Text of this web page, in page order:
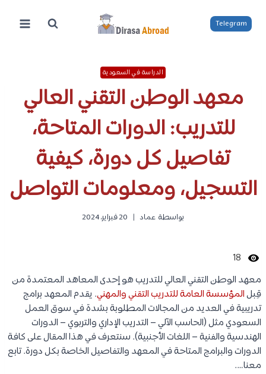
المحتوى
Telegram
الدراسة في السعودية
معهد الوطن التقني العالي
للتدريب: الدورات المتاحة،
تفاصيل كل دورة، كيفية
التسجيل، ومعلومات التواصل
بواسطة عماد 20 فبراير، 2024
18
معهد الوطن التقني العالي للتدريب هو إحدى المعاهد المعتمدة من
قِبلالمؤسسة العامة للتدريب التقني والمهني. يقدم المعهد برامج
تدريبية في العديد من المجالات المطلوبة بشدة في سوق العمل
السعودي مثل (الحاسب الآلي – التدريب الإداري والتربوي – الدورات
الهندسية والفنية – اللغات الأجنبية). سنتعرف في هذا المقال على كافة
الدورات والبرامج المتاحة في المعهد والتفاصيل الخاصة بكل دورة. تابع
معنا….